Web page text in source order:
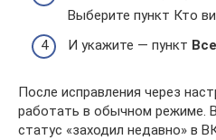
Выберите пункт Кто
И укажите — пункт Все
После исправления через
работать в обычном режиме.
статус «заходил недавно» в